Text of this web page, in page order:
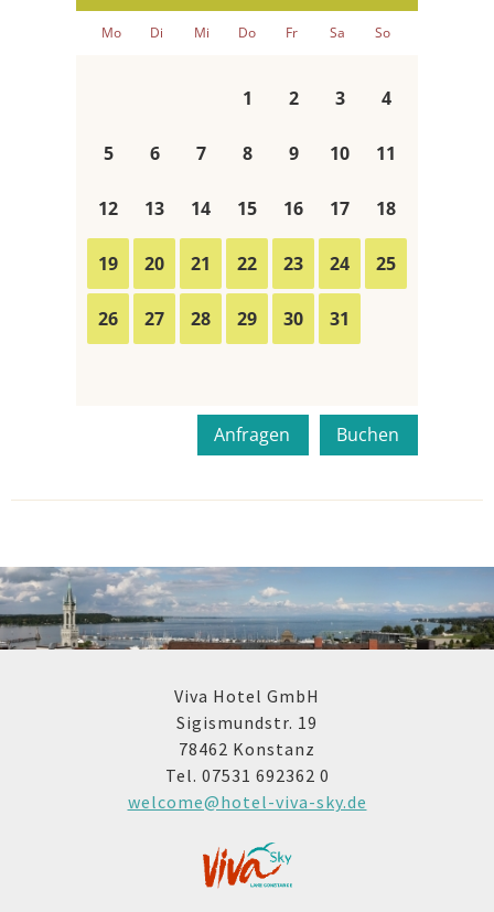
Buchen
Anfragen
Viva Hotel GmbH
Sigismundstr. 19
78462 Konstanz
Tel. 07531 692362 0
welcome@hotel-viva-sky.de